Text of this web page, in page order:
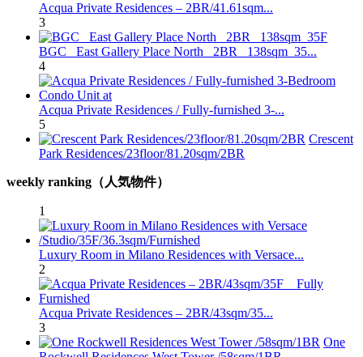
Acqua Private Residences – 2BR/41.61sqm...
3
BGC_ East Gallery Place North_ 2BR_ 138sqm_35...
4
Acqua Private Residences / Fully-furnished 3-...
5
Crescent
Park Residences/23floor/81.20sqm/2BR
weekly ranking（人気物件）
1
Luxury Room in Milano Residences with Versace...
2
Acqua Private Residences – 2BR/43sqm/35...
3
One